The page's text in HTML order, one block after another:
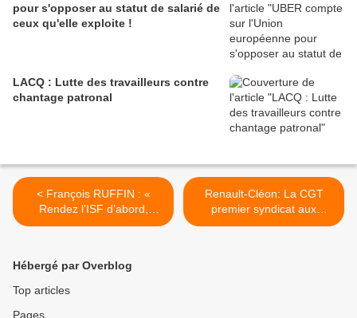
pour s'opposer au statut de salarié de
ceux qu'elle exploite !
LACQ : Lutte des travailleurs contre
chantage patronal
< François RUFFIN : «
Rendez l’ISF d’abord,
Monsieur le président. »
Renault-Cléon: La CGT
premier syndicat aux
élections professionnelles >
Hébergé par Overblog
Top articles
Pages